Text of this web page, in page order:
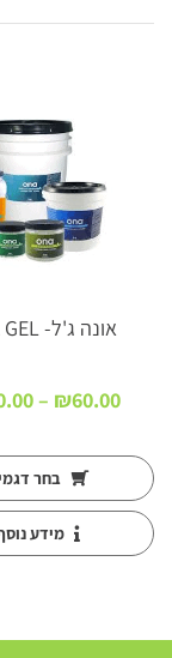
⁦₪360.00⁩
אונה ג'ל- ONA GEL
₪60.00
–
בחר
מידע